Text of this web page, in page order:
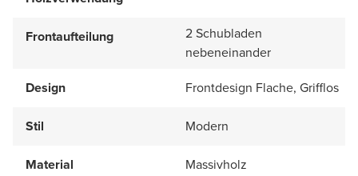
Frontaufteilung
2 Schubladen
nebeneinander
Design
Frontdesign Flache, Grifflos
Stil Modern
Material Massivholz